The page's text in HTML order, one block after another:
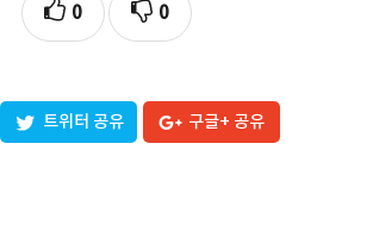
0 0
트위터 공유 구글+ 공유